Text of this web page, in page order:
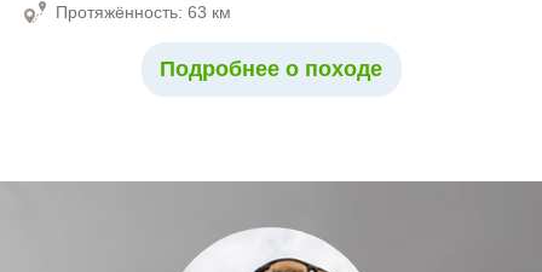
Протяжённость: 63 км
Подробнее о походе